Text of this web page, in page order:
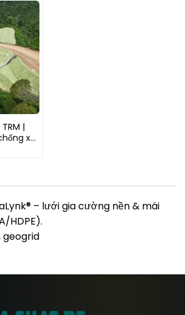
|
xói
– lưới gia cường nền & mái
HDPE).
geogrid